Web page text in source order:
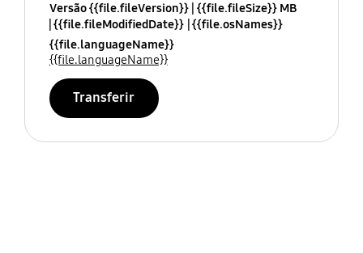
Versão {{file.fileVersion}} {{file.fileSize}} MB
{{file.fileModifiedDate}} {{file.osNames}}
{{file.languageName}}
{{file.languageName}}
Transferir